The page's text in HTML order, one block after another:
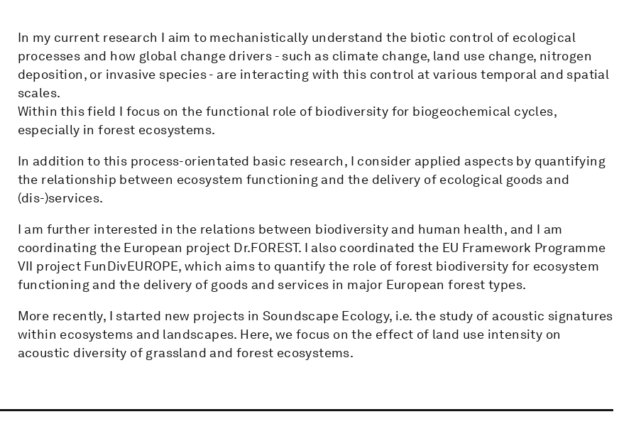
In my current research I aim to mechanistically understand the biotic control of ecological
processes and how global change drivers - such as climate change, land use change, nitrogen
deposition, or invasive species - are interacting with this control at various temporal and spatial
scales.
Within this field I focus on the functional role of biodiversity for biogeochemical cycles,
especially in forest ecosystems.
In addition to this process-orientated basic research, I consider applied aspects by quantifying
the relationship between ecosystem functioning and the delivery of ecological goods and
(dis-)services.
I am further interested in the relations between biodiversity and human health, and I am
coordinating the European project Dr.FOREST. I also coordinated the EU Framework Programme
VII project FunDivEUROPE, which aims to quantify the role of forest biodiversity for ecosystem
functioning and the delivery of goods and services in major European forest types.
More recently, I started new projects in Soundscape Ecology, i.e. the study of acoustic signatures
within ecosystems and landscapes. Here, we focus on the effect of land use intensity on
acoustic diversity of grassland and forest ecosystems.